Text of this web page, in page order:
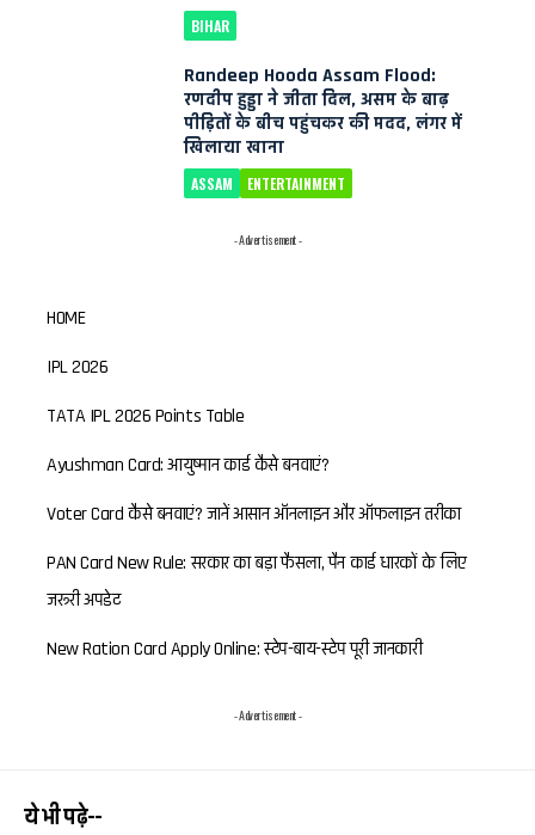
BIHAR
Randeep Hooda Assam Flood:
रणदीप हुड्डा ने जीता दिल, असम के बाढ़
पीड़ितों के बीच पहुंचकर की मदद, लंगर में
खिलाया खाना
ASSAM ENTERTAINMENT
- Advertisement -
HOME
IPL 2026
TATA IPL 2026 Points Table
Ayushman Card: आयुष्मान कार्ड कैसे बनवाएं?
Voter Card कैसे बनवाएं? जानें आसान ऑनलाइन और ऑफलाइन तरीका
PAN Card New Rule: सरकार का बड़ा फैसला, पैन कार्ड धारकों के लिए
जरूरी अपडेट
New Ration Card Apply Online: स्टेप-बाय-स्टेप पूरी जानकारी
- Advertisement -
ये भी पढ़े--